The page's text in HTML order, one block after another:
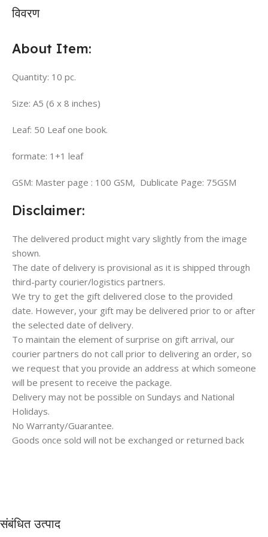
विवरण
About Item:
Quantity: 10 pc.
Size: A5 (6 x 8 inches)
Leaf: 50 Leaf one book.
formate: 1+1 leaf
GSM: Master page : 100 GSM, Dublicate Page: 75GSM
Disclaimer:
The delivered product might vary slightly from the image
shown.
The date of delivery is provisional as it is shipped through
third-party courier/logistics partners.
We try to get the gift delivered close to the provided
date. However, your gift may be delivered prior to or after
the selected date of delivery.
To maintain the element of surprise on gift arrival, our
courier partners do not call prior to delivering an order, so
we request that you provide an address at which someone
will be present to receive the package.
Delivery may not be possible on Sundays and National
Holidays.
No Warranty/Guarantee.
Goods once sold will not be exchanged or returned back
संबंधित उत्पाद